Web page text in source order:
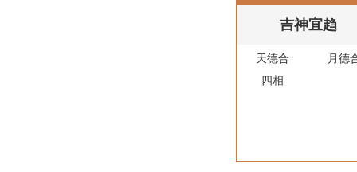
吉神宜趋
天德合
月德
四相